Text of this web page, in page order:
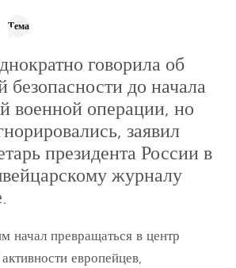
Тема
говорила об
безопасности до начала
военной операции, но
заявил
президента России в
журналу
начал превращаться в центр
европейцев,